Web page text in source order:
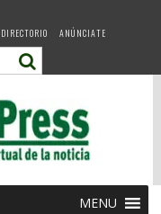
DIRECTORIO ANÚNCIATE
MENU